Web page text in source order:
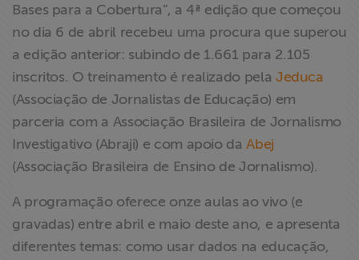
Associe-se
Doe para
ABRAJI
>> Conteúdo
exclusivo para
associados
Bases para a Cobertura”, a 4ª edição que começou
no dia 6 de abril recebeu uma procura que superou
a edição anterior: subindo de 1.661 para 2.105
inscritos. O treinamento é realizado pela Jeduca
(Associação de Jornalistas de Educação) em
parceria com a Associação Brasileira de Jornalismo
Investigativo (Abraji) e com apoio daAbej
(Associação Brasileira de Ensino de Jornalismo).
A programação oferece onze aulas ao vivo (e
gravadas) entre abril e maio deste ano, e apresenta
diferentes temas​: como usar dados na educação,